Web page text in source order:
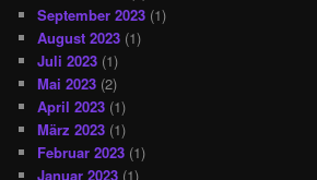
September 2023 (1)
August 2023 (1)
Juli 2023 (1)
Mai 2023 (2)
April 2023 (1)
März 2023 (1)
Februar 2023 (1)
Januar 2023 (1)